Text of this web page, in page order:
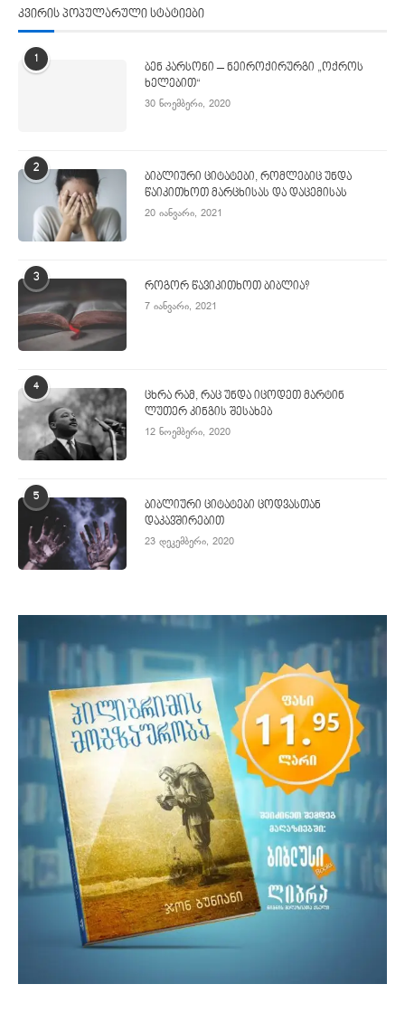
კვირის პოპულარული სტატიები
1
ბენ კარსონი – ნეიროქირურგი „ოქროს
ხელებით“
30 ნოემბერი, 2020
2
ბიბლიური ციტატები, რომლებიც უნდა
წაიკითხოთ მარცხისას და დაცემისას
20 იანვარი, 2021
3
როგორ წავიკითხოთ ბიბლია?
7 იანვარი, 2021
4
ცხრა რამ, რაც უნდა იცოდეთ მარტინ
ლუთერ კინგის შესახებ
12 ნოემბერი, 2020
5
ბიბლიური ციტატები ცოდვასთან
დაკავშირებით
23 დეკემბერი, 2020